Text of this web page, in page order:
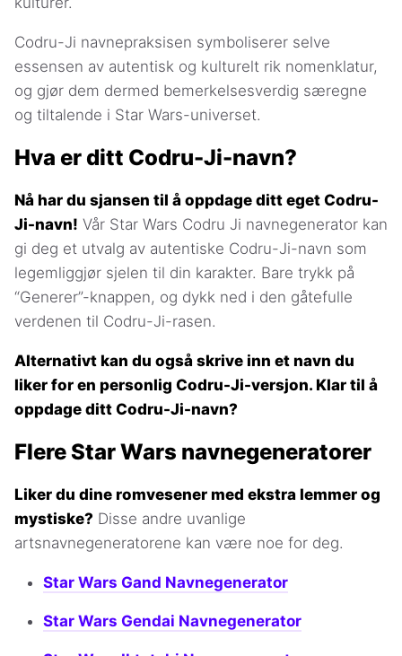
Codru-Ji navnepraksisen symboliserer selve
essensen av autentisk og kulturelt rik nomenklatur,
og gjør dem dermed bemerkelsesverdig særegne
og tiltalende i Star Wars-universet.
Hva er ditt Codru-Ji-navn?
Nå har du sjansen til å oppdage ditt eget Codru-
Ji-navn! Vår Star Wars Codru Ji navnegenerator kan
gi deg et utvalg av autentiske Codru-Ji-navn som
legemliggjør sjelen til din karakter. Bare trykk på
“Generer”-knappen, og dykk ned i den gåtefulle
verdenen til Codru-Ji-rasen.
Alternativt kan du også skrive inn et navn du
liker for en personlig Codru-Ji-versjon. Klar til å
oppdage ditt Codru-Ji-navn?
Flere Star Wars navnegeneratorer
Liker du dine romvesener med ekstra lemmer og
mystiske? Disse andre uvanlige
artsnavnegeneratorene kan være noe for deg.
Star Wars Gand Navnegenerator
Star Wars Gendai Navnegenerator